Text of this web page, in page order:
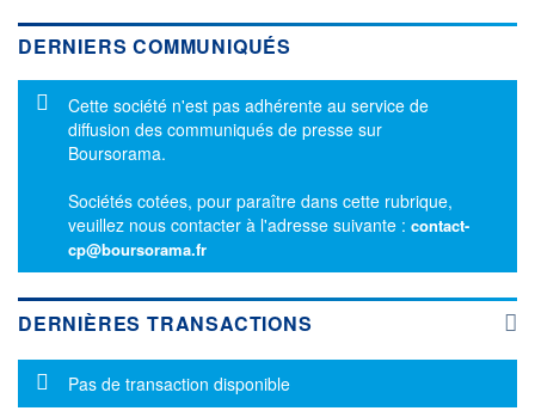
DERNIERS COMMUNIQUÉS
Message d'information
Cette société n'est pas adhérente au service de
diffusion des communiqués de presse sur
Boursorama.
Sociétés cotées, pour paraître dans cette rubrique,
veuillez nous contacter à l'adresse suivante : contact-
cp@boursorama.fr
DERNIÈRES TRANSACTIONS
Message d'information
Pas de transaction disponible